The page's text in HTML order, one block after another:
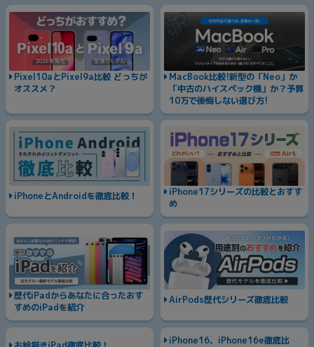
Pixel10aとPixel9a比較 どっちが
オススメ？
MacBook比較!新型の「Neo」か
「中古のハイスペック機」か？予算
10万で後悔しない選び方!
iPhoneとAndroidを徹底比較！ iPhone17シリーズの比較とおすす
め
歴代iPadからあなたに合ったおす
すめのiPadを紹介
AirPods歴代シリーズ徹底比較
お絵描きiPad徹底比較！ iPhone16、iPhone16e徹底比